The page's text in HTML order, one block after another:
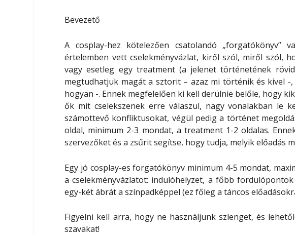
Bevezető
A cosplay-hez kötelezően csatolandó „forgatókönyv”
értelemben vett cselekményvázlat, kiről szól, miről szól,
vagy esetleg egy treatment(a jelenet történetének
megtudhatjuk magát a sztorit– azaz mi történik és kivel -,
hogyan -. Ennek megfelelően ki kell derülnie belőle, hogy kik
ők mit cselekszenek erre válaszul, nagy vonalakban le
számottevő konfliktusokat, végül pedig a történet
oldal, minimum 2-3 mondat, a treatment 1-2 oldalas.
szervezőket és a zsűrit segítse, hogy tudja, melyik előadás
Egy jó cosplay-es forgatókönyv minimum 4-5 mondat,
acselekményvázlatot: indulóhelyzet, a főbb
egy-két ábrát aszínpadképpel (ez főleg a táncos
Figyelni kell arra, hogy ne használjunk szlenget, és
szavakat!